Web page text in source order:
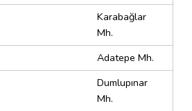
Karabağlar
Mh.
Adatepe Mh.
Dumlupınar
Mh.